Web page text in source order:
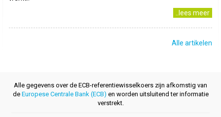
..lees meer
Alle artikelen
Alle gegevens over de ECB-referentiewisselkoers zijn afkomstig van
de Europese Centrale Bank (ECB) en worden uitsluitend ter informatie
verstrekt.